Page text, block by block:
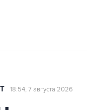
18:54, 7 августа 2026